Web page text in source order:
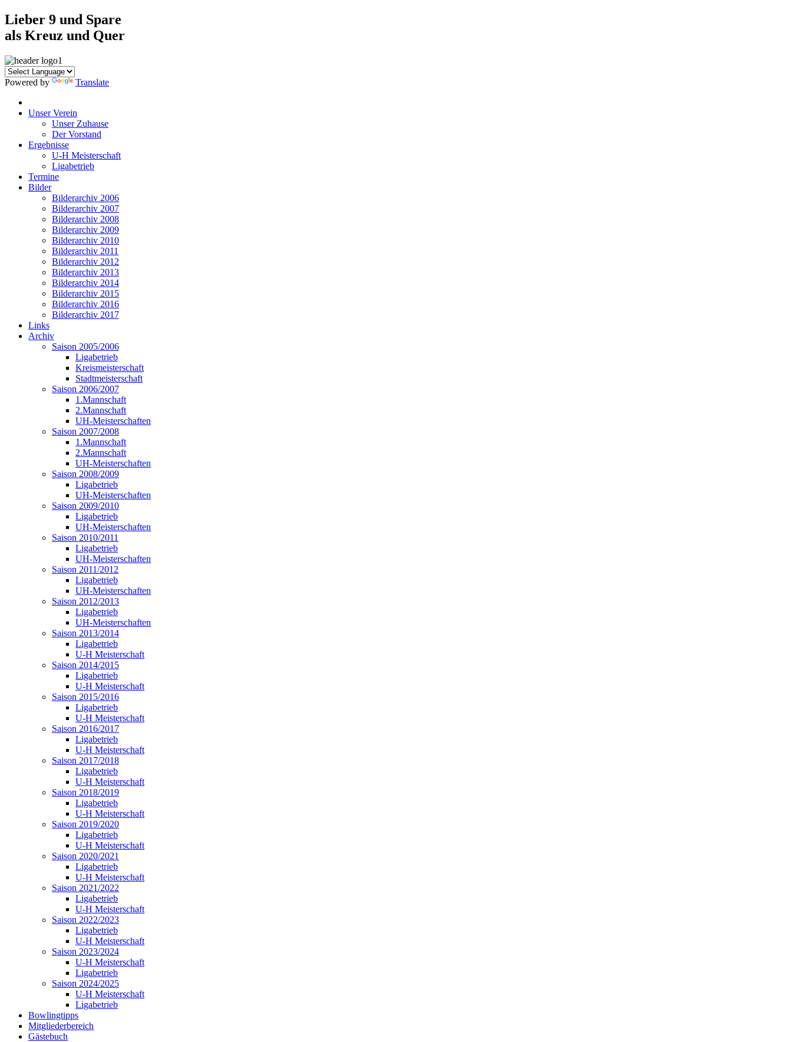
Lieber 9 und Spare
als Kreuz und Quer
Powered by Translate
Unser Verein
Unser Zuhause
Der Vorstand
Ergebnisse
U-H Meisterschaft
Ligabetrieb
Termine
Bilder
Bilderarchiv 2006
Bilderarchiv 2007
Bilderarchiv 2008
Bilderarchiv 2009
Bilderarchiv 2010
Bilderarchiv 2011
Bilderarchiv 2012
Bilderarchiv 2013
Bilderarchiv 2014
Bilderarchiv 2015
Bilderarchiv 2016
Bilderarchiv 2017
Links
Archiv
Saison 2005/2006
Ligabetrieb
Kreismeisterschaft
Stadtmeisterschaft
Saison 2006/2007
1.Mannschaft
2.Mannschaft
UH-Meisterschaften
Saison 2007/2008
1.Mannschaft
2.Mannschaft
UH-Meisterschaften
Saison 2008/2009
Ligabetrieb
UH-Meisterschaften
Saison 2009/2010
Ligabetrieb
UH-Meisterschaften
Saison 2010/2011
Ligabetrieb
UH-Meisterschaften
Saison 2011/2012
Ligabetrieb
UH-Meisterschaften
Saison 2012/2013
Ligabetrieb
UH-Meisterschaften
Saison 2013/2014
Ligabetrieb
U-H Meisterschaft
Saison 2014/2015
Ligabetrieb
U-H Meisterschaft
Saison 2015/2016
Ligabetrieb
U-H Meisterschaft
Saison 2016/2017
Ligabetrieb
U-H Meisterschaft
Saison 2017/2018
Ligabetrieb
U-H Meisterschaft
Saison 2018/2019
Ligabetrieb
U-H Meisterschaft
Saison 2019/2020
Ligabetrieb
U-H Meisterschaft
Saison 2020/2021
Ligabetrieb
U-H Meisterschaft
Saison 2021/2022
Ligabetrieb
U-H Meisterschaft
Saison 2022/2023
Ligabetrieb
U-H Meisterschaft
Saison 2023/2024
U-H Meisterschaft
Ligabetrieb
Saison 2024/2025
U-H Meisterschaft
Ligabetrieb
Bowlingtipps
Mitgliederbereich
Gästebuch